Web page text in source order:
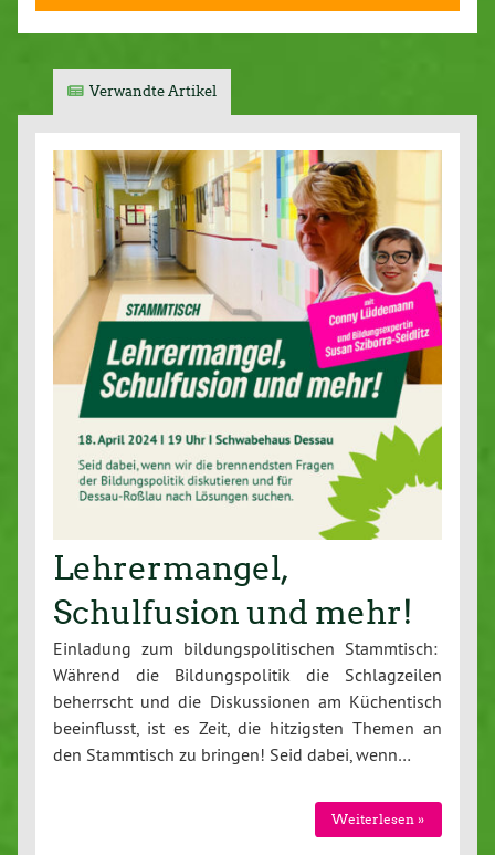
Verwandte Artikel
Lehrermangel,
Schulfusion und mehr!
Einladung zum bildungspolitischen Stammtisch:
Während die Bildungspolitik die Schlagzeilen
beherrscht und die Diskussionen am Küchentisch
beeinflusst, ist es Zeit, die hitzigsten Themen an
den Stammtisch zu bringen! Seid dabei, wenn…
Weiterlesen »